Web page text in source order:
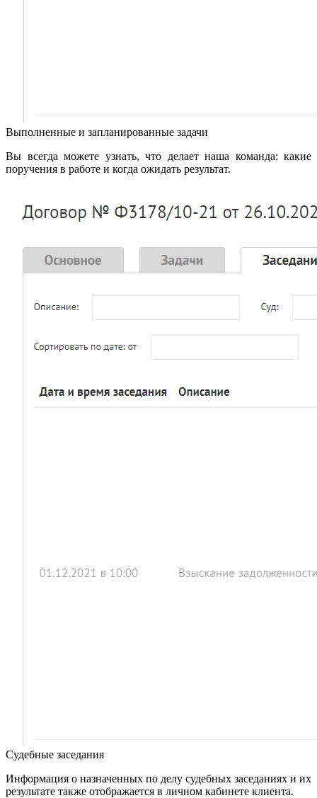
Выполненные и запланированные задачи
Вы всегда можете узнать, что делает наша команда: какие
поручения в работе и когда ожидать результат.
Судебные заседания
Информация о назначенных по делу судебных заседаниях и их
результате также отображается в личном кабинете клиента.